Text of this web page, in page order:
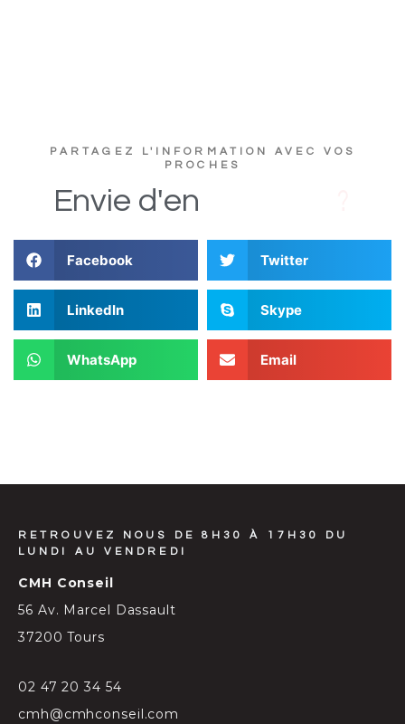
PARTAGEZ L'INFORMATION AVEC VOS
PROCHES
Envie d'en
Facebook Twitter
LinkedIn Skype
WhatsApp Email
RETROUVEZ NOUS DE 8H30 À 17H30 DU
LUNDI AU VENDREDI
CMH Conseil
56 Av. Marcel Dassault
37200 Tours
02 47 20 34 54
cmh@cmhconseil.com